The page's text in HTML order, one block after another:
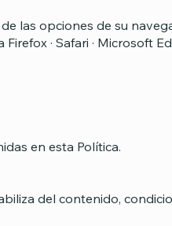
las opciones de su
· Safari · Microsoft
en esta Política.
del contenido,